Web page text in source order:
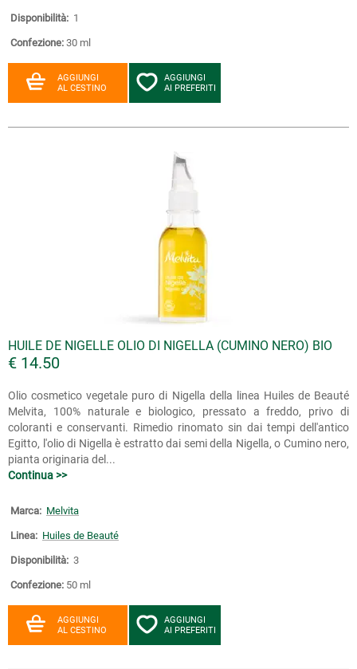
Disponibilità: 1
Confezione: 30 ml
AGGIUNGI
AL CESTINO
AGGIUNGI
AI PREFERITI
HUILE DE NIGELLE OLIO DI NIGELLA (CUMINO NERO) BIO
€ 14.50
Olio cosmetico vegetale puro di Nigella della linea Huiles de Beauté
Melvita, 100% naturale e biologico, pressato a freddo, privo di
coloranti e conservanti. Rimedio rinomato sin dai tempi dell'antico
Egitto, l'olio di Nigella è estratto dai semi della Nigella, o Cumino nero,
pianta originaria del...
Continua >>
Marca: Melvita
Linea: Huiles de Beauté
Disponibilità: 3
Confezione: 50 ml
AGGIUNGI
AL CESTINO
AGGIUNGI
AI PREFERITI